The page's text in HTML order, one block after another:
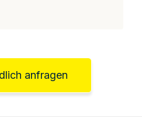
anfragen